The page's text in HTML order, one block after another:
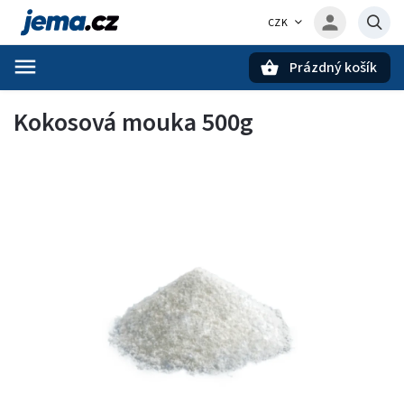
CZK
Prázdný košík
Kokosová mouka 500g